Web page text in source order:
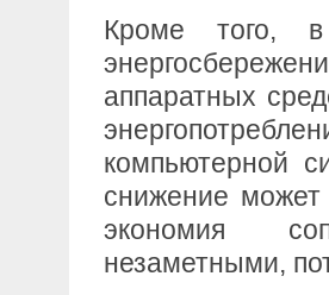
Кроме того, в
аппаратных
компьютерной
снижение может
экономия
незаметными,